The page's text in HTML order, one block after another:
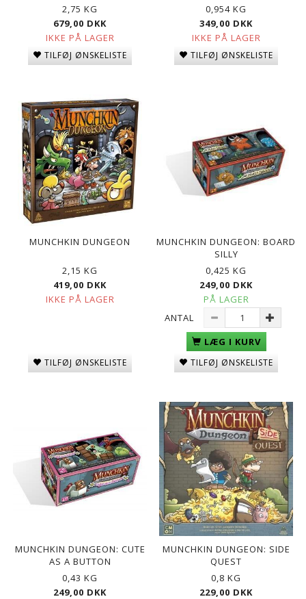
2,75 KG
679,00 DKK
IKKE PÅ LAGER
TILFØJ ØNSKELISTE
0,954 KG
349,00 DKK
IKKE PÅ LAGER
TILFØJ ØNSKELISTE
MUNCHKIN DUNGEON
2,15 KG
419,00 DKK
IKKE PÅ LAGER
TILFØJ ØNSKELISTE
MUNCHKIN DUNGEON: BOARD
SILLY
0,425 KG
249,00 DKK
PÅ LAGER
ANTAL
LÆG I KURV
TILFØJ ØNSKELISTE
MUNCHKIN DUNGEON: CUTE
AS A BUTTON
0,43 KG
249,00 DKK
MUNCHKIN DUNGEON: SIDE
QUEST
0,8 KG
229,00 DKK